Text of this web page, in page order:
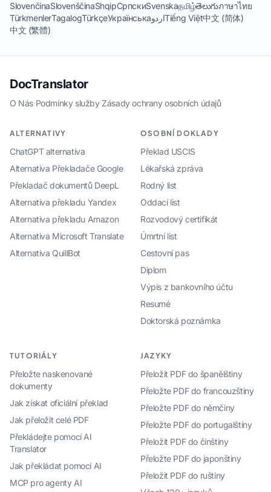
SlovenčinaSlovenščinaShqipСрпскиSvenskaதமிழ்తెలుగుภาษาไทย
TürkmenlerTagalogTürkçeУкраїнськаاردوTiếng Việt中文 (简体)
中文 (繁體)
DocTranslator
O Nás·Podmínky služby·Zásady ochrany osobních údajů
ALTERNATIVY
ChatGPT alternativa
Alternativa Překladače Google
Překladač dokumentů DeepL
Alternativa překladu Yandex
Alternativa překladu Amazon
Alternativa Microsoft Translate
Alternativa QuillBot
OSOBNÍ DOKLADY
Překlad USCIS
Lékařská zpráva
Rodný list
Oddací list
Rozvodový certifikát
Úmrtní list
Cestovní pas
Diplom
Výpis z bankovního účtu
Resumé
Doktorská poznámka
TUTORIÁLY
Přeložte naskenované
dokumenty
Jak získat oficiální překlad
Jak přeložit celé PDF
Překládejte pomocí AI
Translator
Jak překládat pomocí AI
MCP pro agenty AI
JAZYKY
Přeložit PDF do španělštiny
Přeložte PDF do francouzštiny
Přeložte PDF do němčiny
Přeložte PDF do portugalštiny
Přeložit PDF do čínštiny
Přeložte PDF do japonštiny
Přeložit PDF do ruštiny